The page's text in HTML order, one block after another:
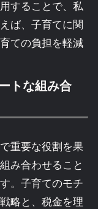
することで、私
ば、子育てに関
ての負担を軽減
トな組み合
重要な役割を果
み合わせること
。子育てのモチ
略と、税金を理